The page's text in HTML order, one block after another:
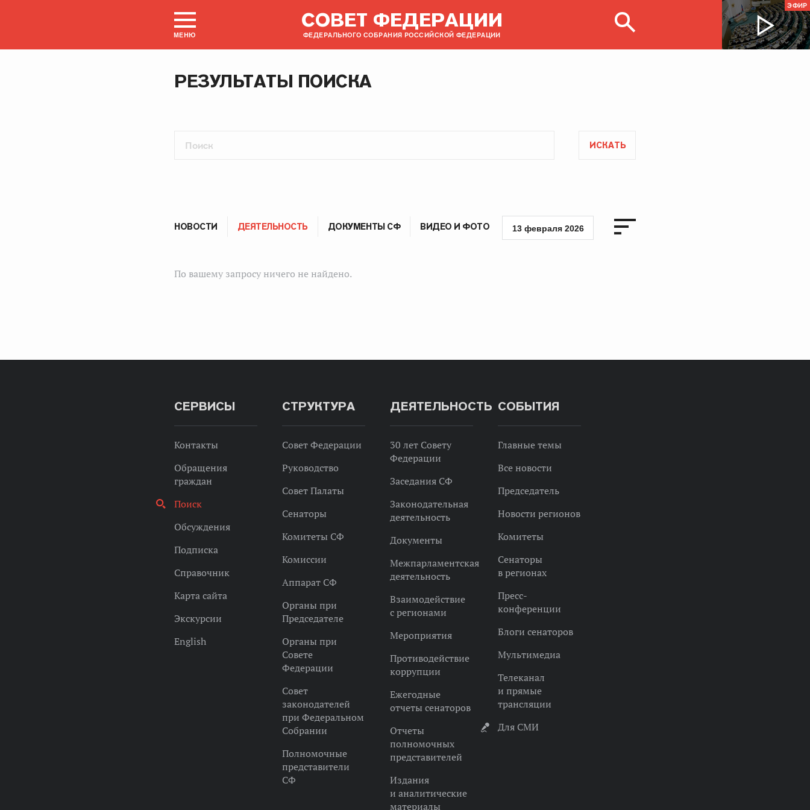
МЕНЮ
СОВЕТ ФЕДЕРАЦИИ
ФЕДЕРАЛЬНОГО СОБРАНИЯ РОССИЙСКОЙ ФЕДЕРАЦИИ
ЭФИР
РЕЗУЛЬТАТЫ ПОИСКА
ИСКАТЬ
НОВОСТИ ДЕЯТЕЛЬНОСТЬ ДОКУМЕНТЫ СФ ВИДЕО И ФОТО 13 февраля 2026
По вашему запросу ничего не найдено.
СЕРВИСЫ
Контакты
Обращения
граждан
Поиск
Обсуждения
Подписка
Справочник
Карта сайта
Экскурсии
English
СТРУКТУРА
Совет Федерации
Руководство
Совет Палаты
Сенаторы
Комитеты СФ
Комиссии
Аппарат СФ
Органы при
Председателе
Органы при
Совете
Федерации
Совет
законодателей
при Федеральном
Собрании
Полномочные
представители
СФ
ДЕЯТЕЛЬНОСТЬ
30 лет Совету
Федерации
Заседания СФ
Законодательная
деятельность
Документы
Межпарламентская
деятельность
Взаимодействие
с регионами
Мероприятия
Противодействие
коррупции
Ежегодные
отчеты сенаторов
Отчеты
полномочных
представителей
Издания
и аналитические
материалы
СОБЫТИЯ
Главные темы
Все новости
Председатель
Новости регионов
Комитеты
Сенаторы
в регионах
Пресс-
конференции
Блоги сенаторов
Мультимедиа
Телеканал
и прямые
трансляции
Для СМИ